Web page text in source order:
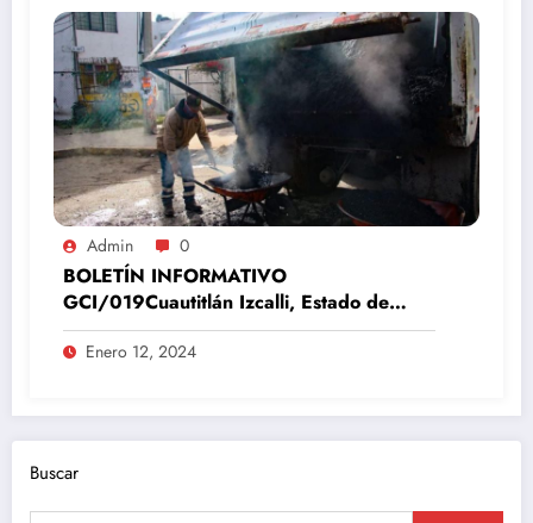
Admin 0
BOLETÍN INFORMATIVO
GCI/019Cuautitlán Izcalli, Estado de
México, 12 de enero del 2024
Enero 12, 2024
Buscar